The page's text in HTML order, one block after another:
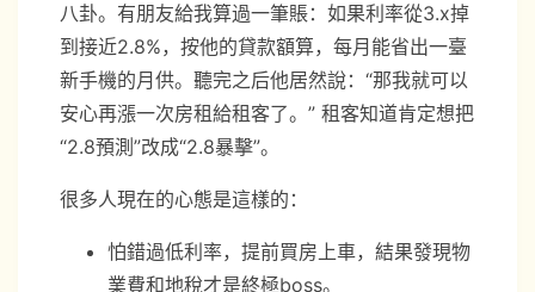
八卦。有朋友給我算過一筆賬：如果利率從3.x掉
到接近2.8%，按他的貸款額算，每月能省出一臺
新手機的月供。聽完之后他居然說：“那我就可以
安心再漲一次房租給租客了。” 租客知道肯定想把
“2.8預測”改成“2.8暴擊”。
很多人現在的心態是這樣的：
怕錯過低利率，提前買房上車，結果發現物
業費和地稅才是終極boss。